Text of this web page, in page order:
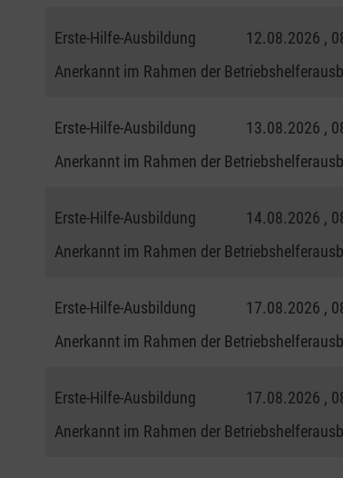
Erste-Hilfe-Ausbildung 12.08.2026 ,
Anerkannt im Rahmen der
Erste-Hilfe-Ausbildung 13.08.2026 ,
Anerkannt im Rahmen der
Erste-Hilfe-Ausbildung 14.08.2026 ,
Anerkannt im Rahmen der
Erste-Hilfe-Ausbildung 17.08.2026 ,
Anerkannt im Rahmen der
Erste-Hilfe-Ausbildung 17.08.2026 ,
Anerkannt im Rahmen der